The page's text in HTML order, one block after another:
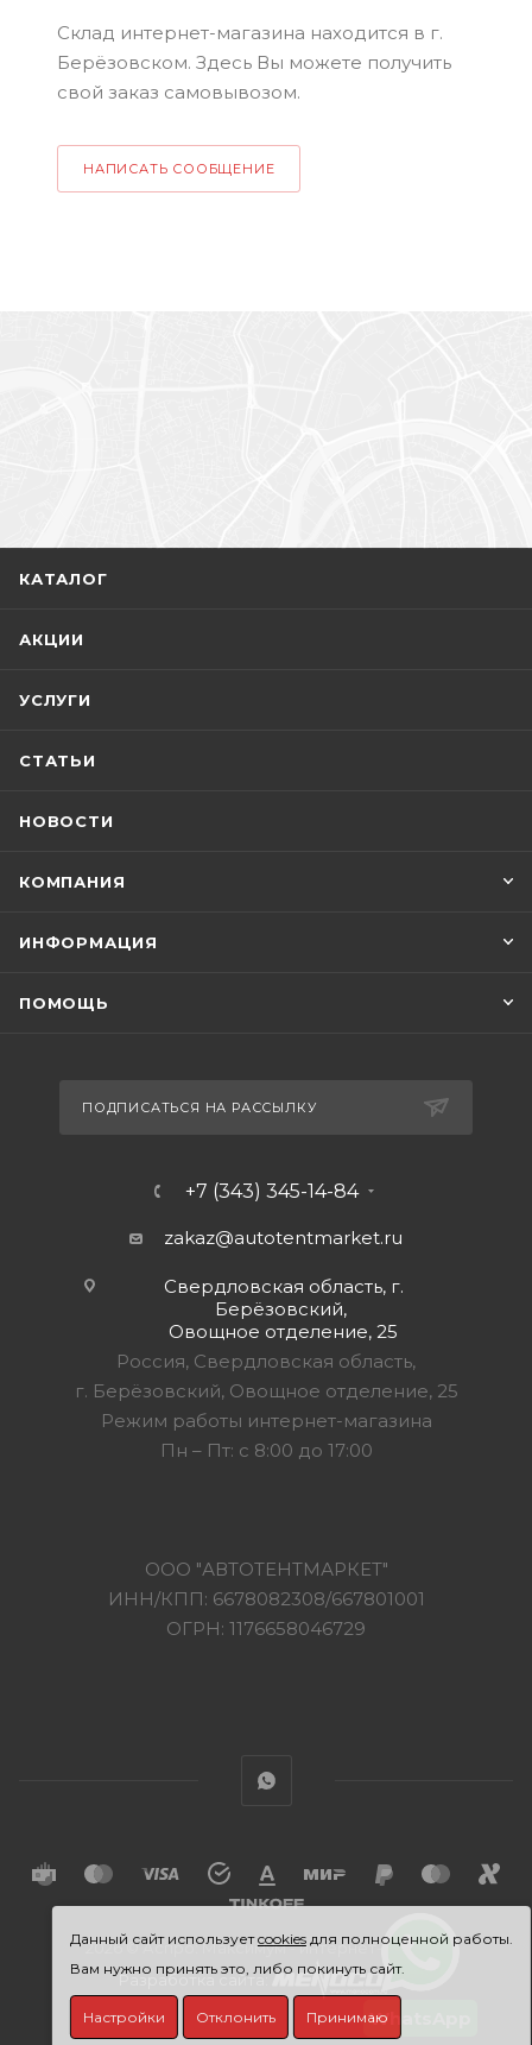
Данный сайт используетcookiesдля полноценной работы.
Вам нужно принять это, либо покинуть сайт.
Настройки Отклонить Принимаю
Склад интернет-магазина находится в г.
Берёзовском. Здесь Вы можете получить
свой заказ самовывозом.
НАПИСАТЬ СООБЩЕНИЕ
КАТАЛОГ
АКЦИИ
УСЛУГИ
СТАТЬИ
НОВОСТИ
КОМПАНИЯ
ИНФОРМАЦИЯ
ПОМОЩЬ
ПОДПИСАТЬСЯ НА РАССЫЛКУ
+7 (343) 345-14-84
zakaz@autotentmarket.ru
Свердловская область, г.
Берёзовский,
Овощное отделение, 25
Россия, Свердловская область,
г. Берёзовский, Овощное отделение, 25
Режим работы интернет-магазина
Пн – Пт: с 8:00 до 17:00
ООО "АВТОТЕНТМАРКЕТ"
ИНН/КПП: 6678082308/667801001
ОГРН: 1176658046729
2026 © Аспро: Максимум - интернет-магазин
Разработка сайта:
WhatsApp